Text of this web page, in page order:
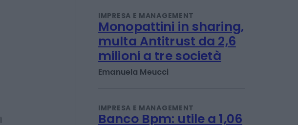
Titta Ferraro
IMPRESA E MANAGEMENT
Monopattini in sharing,
Emanuela Meucci